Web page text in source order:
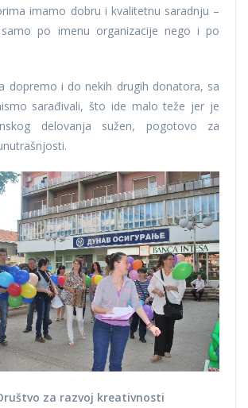
imamo dobru i kvalitetnu saradnju –
po imenu organizacije nego i po
dopremo i do nekih drugih donatora, sa
sarađivali, što ide malo teže jer je
delovanja sužen, pogotovo za
za razvoj kreativnosti